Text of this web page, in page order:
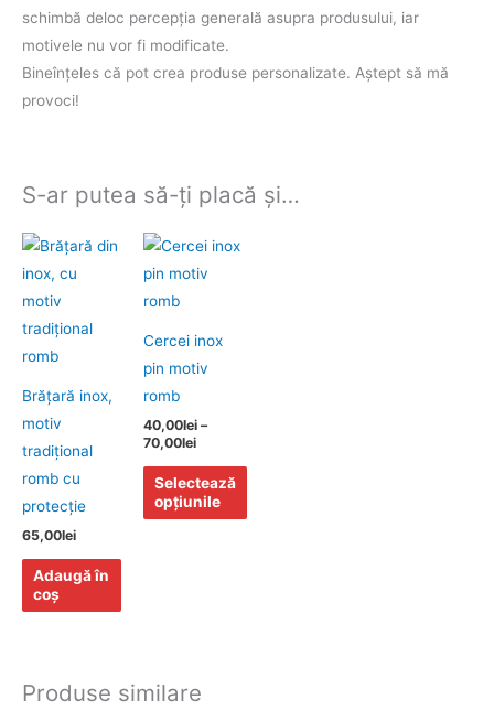
schimbă deloc percepţia generală asupra produsului, iar
motivele nu vor fi modificate.
Bineînţeles că pot crea produse personalizate. Aştept să mă
provoci!
S-ar putea să-ți placă și…
Brăţară inox,
motiv
tradiţional
romb cu
protecţie
65,00lei
Adaugă în
coș
Cercei inox
pin motiv
romb
40,00lei –
70,00lei
Interval
de
prețuri:
70,00lei
Selectează
opțiunile
Acest
produs
are
variații.
pot
fi
alese
în
Produse similare